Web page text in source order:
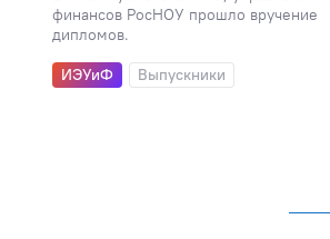
финансов РосНОУ прошло вручение
дипломов.
ИЭУиФ
Выпускники